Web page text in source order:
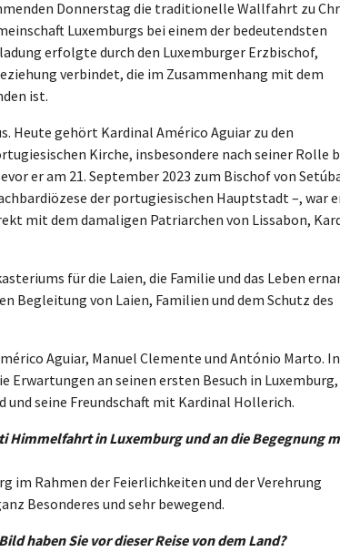
Donnerstag die traditionelle Wallfahrt zu
Luxemburgs bei einem der bedeutendsten
erfolgte durch den Luxemburger Erzbischof,
verbindet, die im Zusammenhang mit dem
ist.
Heute gehört Kardinal Américo Aguiar zu den
Kirche, insbesondere nach seiner Rolle
er am 21. September 2023 zum Bischof von
der portugiesischen Hauptstadt –, war
mit dem damaligen Patriarchen von Lissabon,
für die Laien, die Familie und das Leben
Begleitung von Laien, Familien und dem Schutz des
Aguiar, Manuel Clemente und António Marto. In
an seinen ersten Besuch in Luxemburg,
und seine Freundschaft mit Kardinal Hollerich.
Himmelfahrt in Luxemburg und an die Begegnung
im Rahmen der Feierlichkeiten und der Verehrung
Besonderes und sehr bewegend.
haben Sie vor dieser Reise von dem Land?